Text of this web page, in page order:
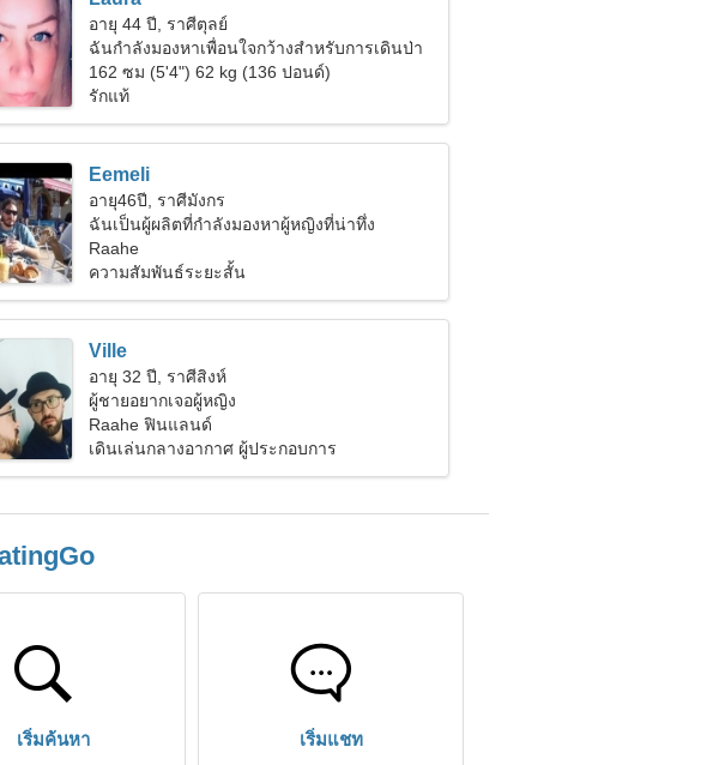
อายุ 44 ปี, ราศีตุลย์
ฉันกำลังมองหาเพื่อนใจกว้างสำหรับการเดินป่า
162 ซม (5'4") 62 kg (136 ปอนด์)
รักแท้
Eemeli
อายุ46ปี, ราศีมังกร
ฉันเป็นผู้ผลิตที่กำลังมองหาผู้หญิงที่น่าทึ่ง
Raahe
ความสัมพันธ์ระยะสั้น
Ville
อายุ 32 ปี, ราศีสิงห์
ผู้ชายอยากเจอผู้หญิง
Raahe ฟินแลนด์
เดินเล่นกลางอากาศ ผู้ประกอบการ
เริ่มค้นหา เริ่มแชท